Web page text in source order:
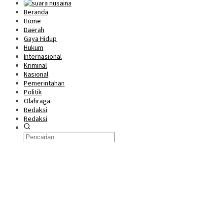
Beranda
Home
Daerah
Gaya Hidup
Hukum
Internasional
Kriminal
Nasional
Pemerintahan
Politik
Olahraga
Redaksi
Redaksi